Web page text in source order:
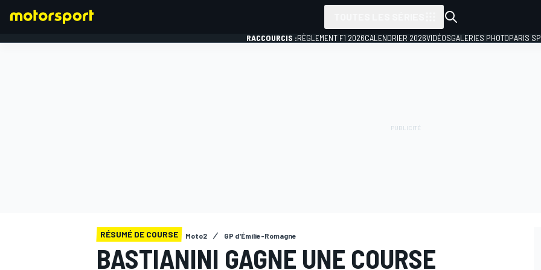
RACCOURCIS :RÈGLEMENT F1 2026CALENDRIER 2026VIDÉOSGALERIES PHOTOPARIS
RÉSUMÉ DE COURSE Moto2 GP d'Émilie-Romagne
BASTIANINI GAGNE UNE COURSE